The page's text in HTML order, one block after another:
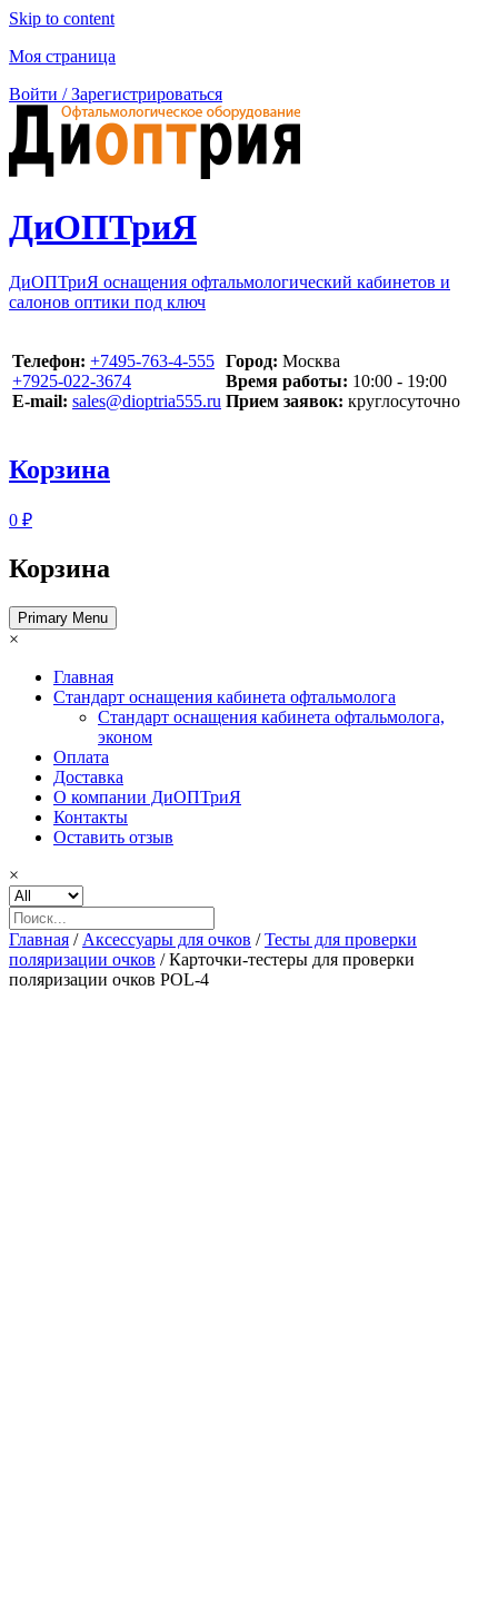
Skip to content
Моя страница
Войти / Зарегистрироваться
ДиОПТриЯ
ДиОПТриЯ оснащения офтальмологический кабинетов и
салонов оптики под ключ
Телефон: ‪+7495-763-4-555‬
‪+7925-022-3674‬
E-mail: sales@dioptria555.ru
Город: Москва
Время работы: 10:00 - 19:00
Прием заявок: круглосуточно
Корзина
0 ₽
Корзина
Primary Menu
×
Главная
Стандарт оснащения кабинета офтальмолога
Стандарт оснащения кабинета офтальмолога,
эконом
Оплата
Доставка
О компании ДиОПТриЯ
Контакты
Оставить отзыв
×
Главная / Аксессуары для очков /Тесты для проверки
поляризации очков / Карточки-тестеры для проверки
поляризации очков POL-4